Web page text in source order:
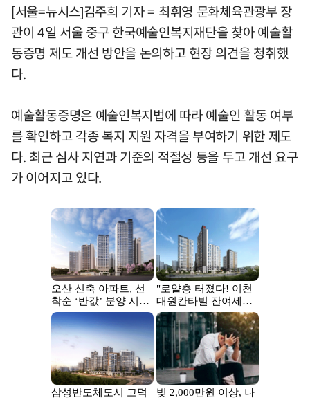
[서울=뉴시스]김주희 기자 = 최휘영 문화체육관광부 장
관이 4일 서울 중구 한국예술인복지재단을 찾아 예술활
동증명 제도 개선 방안을 논의하고 현장 의견을 청취했
다.
예술활동증명은 예술인복지법에 따라 예술인 활동 여부
를 확인하고 각종 복지 지원 자격을 부여하기 위한 제도
다. 최근 심사 지연과 기준의 적절성 등을 두고 개선 요구
가 이어지고 있다.